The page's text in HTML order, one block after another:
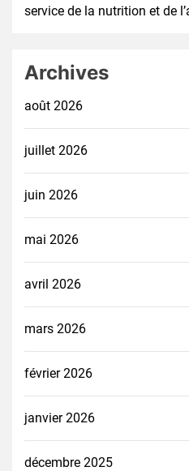
service de la nutrition et de
Archives
août 2026
juillet 2026
juin 2026
mai 2026
avril 2026
mars 2026
février 2026
janvier 2026
décembre 2025